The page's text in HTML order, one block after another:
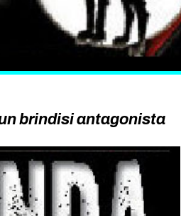
brindisi antagonista